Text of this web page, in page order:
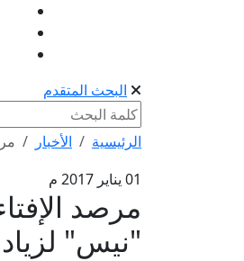
البحث المتقدم
الرئيسية الأخبار
01 يناير 2017 م
مرصد
"نيس"